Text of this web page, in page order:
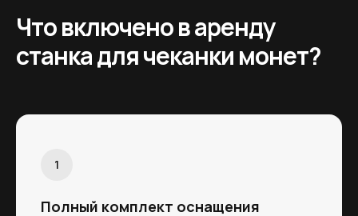
Что включено в аренду
станка для чеканки монет?
Полный комплект оснащения